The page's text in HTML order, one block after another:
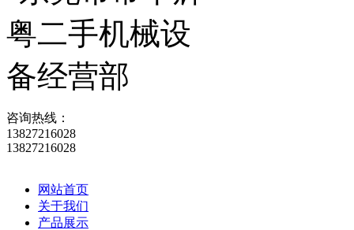
咨询热线：
13827216028
13827216028
网站首页
关于我们
产品展示